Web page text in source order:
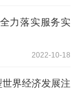
力落实服务实
2022-10-18
世界经济发展注